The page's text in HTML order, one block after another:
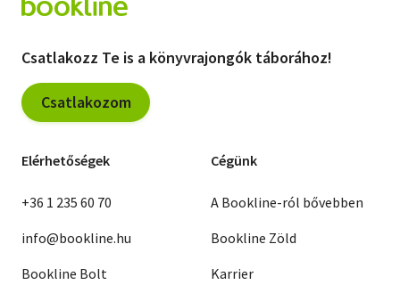
Csatlakozz Te is a könyvrajongók táborához!
Csatlakozom
Elérhetőségek
+36 1 235 60 70
info@bookline.hu
Bookline Bolt
Cégünk
A Bookline-ról bővebben
Bookline Zöld
Karrier